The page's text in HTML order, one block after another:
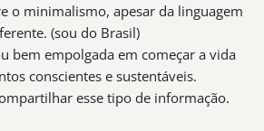
o minimalismo, apesar da linguagem
(sou do Brasil)
bem empolgada em começar a vida
conscientes e sustentáveis.
esse tipo de informação.